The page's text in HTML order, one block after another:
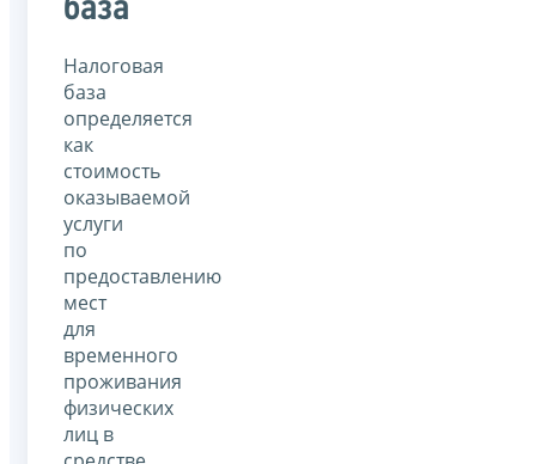
база
Налоговая
база
определяется
как
стоимость
оказываемой
услуги
по
предоставлению
мест
для
временного
проживания
физических
лиц в